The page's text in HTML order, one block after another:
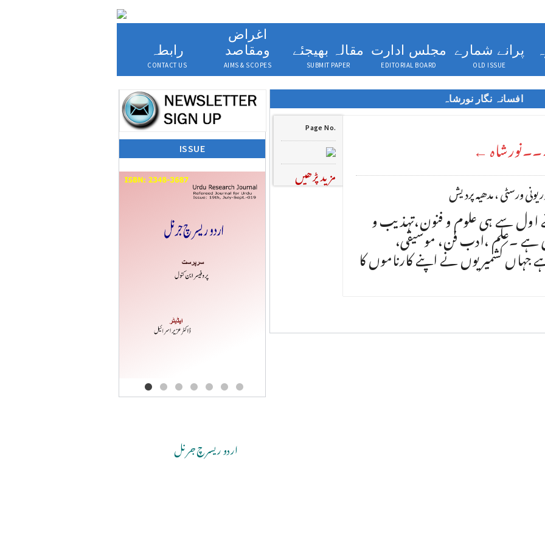
رابطہ
CONTACT US
اغراض
ومقاصد
AIMS & SCOPES
مقالہ بھیجئے
SUBMIT PAPER
مجلس ادارت
EDITORIAL BOARD
پرانے شمارے
OLD ISSUE
ISSUE
افسانہ نگار نورشاہ
←
ورسٹی ، مدھیہ پردیش
اول سے ہی علوم و فنون،تہذیب و
ہے ۔علم ،ادب فن، موسیقی،
جہاں کشمیریوں نے اپنے کارناموں کا
Page No.
مزید پڑھیں
اردو ریسرچ جرنل